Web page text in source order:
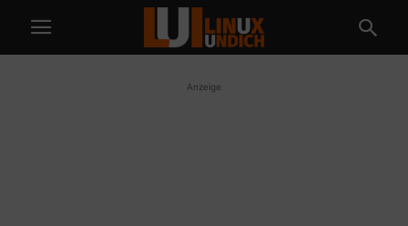
Anzeige